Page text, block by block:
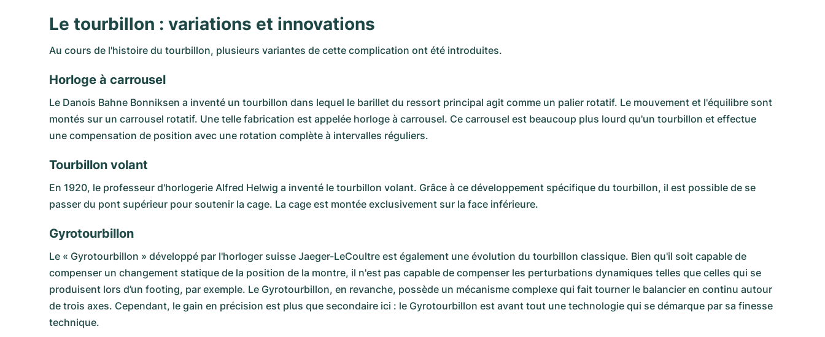
Le tourbillon : variations et innovations
Au cours de l'histoire du tourbillon, plusieurs variantes de cette complication ont été introduites.
Horloge à carrousel
Le Danois Bahne Bonniksen a inventé un tourbillon dans lequel le barillet du ressort principal agit comme un palier rotatif. Le mouvement et l'équilibre sont
montés sur un carrousel rotatif. Une telle fabrication est appelée horloge à carrousel. Ce carrousel est beaucoup plus lourd qu'un tourbillon et effectue
une compensation de position avec une rotation complète à intervalles réguliers.
Tourbillon volant
En 1920, le professeur d'horlogerie Alfred Helwig a inventé le tourbillon volant. Grâce à ce développement spécifique du tourbillon, il est possible de se
passer du pont supérieur pour soutenir la cage. La cage est montée exclusivement sur la face inférieure.
Gyrotourbillon
Le « Gyrotourbillon » développé par l'horloger suisse Jaeger-LeCoultre est également une évolution du tourbillon classique. Bien qu'il soit capable de
compenser un changement statique de la position de la montre, il n'est pas capable de compenser les perturbations dynamiques telles que celles qui se
produisent lors d’un footing, par exemple. Le Gyrotourbillon, en revanche, possède un mécanisme complexe qui fait tourner le balancier en continu autour
de trois axes. Cependant, le gain en précision est plus que secondaire ici : le Gyrotourbillon est avant tout une technologie qui se démarque par sa finesse
technique.